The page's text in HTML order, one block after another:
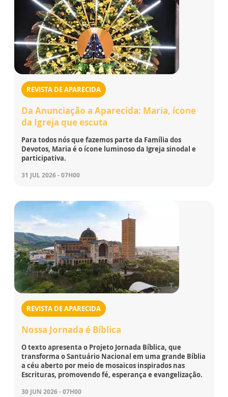
REVISTA DE APARECIDA
Da Anunciação a Aparecida: Maria, ícone
da Igreja que escuta
Para todos nós que fazemos parte da Família dos
Devotos, Maria é o ícone luminoso da Igreja sinodal e
participativa.
31 JUL 2026 - 07H00
REVISTA DE APARECIDA
Nossa Jornada é Bíblica
O texto apresenta o Projeto Jornada Bíblica, que
transforma o Santuário Nacional em uma grande Bíblia
a céu aberto por meio de mosaicos inspirados nas
Escrituras, promovendo fé, esperança e evangelização.
30 JUN 2026 - 07H00